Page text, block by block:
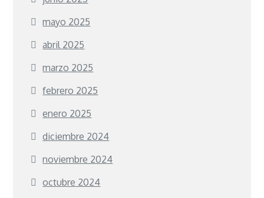
mayo 2025
abril 2025
marzo 2025
febrero 2025
enero 2025
diciembre 2024
noviembre 2024
octubre 2024